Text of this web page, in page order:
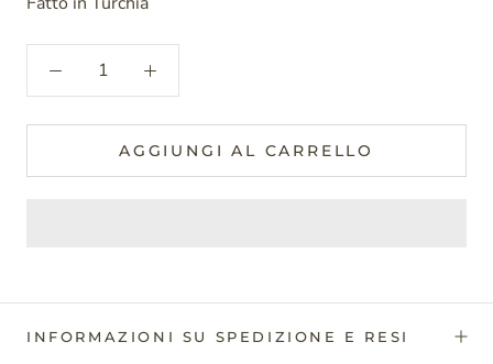
AGGIUNGI AL CARRELLO
INFORMAZIONI SU SPEDIZIONE E RESI